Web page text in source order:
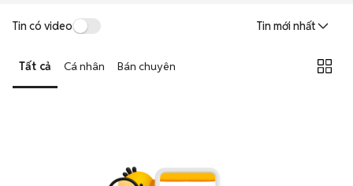
Tin có video Tin mới nhất
Tất cả Cá nhân Bán chuyên